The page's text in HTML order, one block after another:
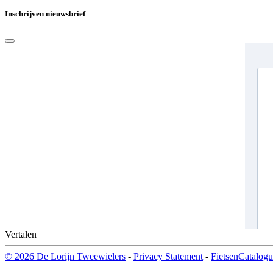
Inschrijven nieuwsbrief
Vertalen
© 2026 De Lorijn Tweewielers - Privacy Statement -